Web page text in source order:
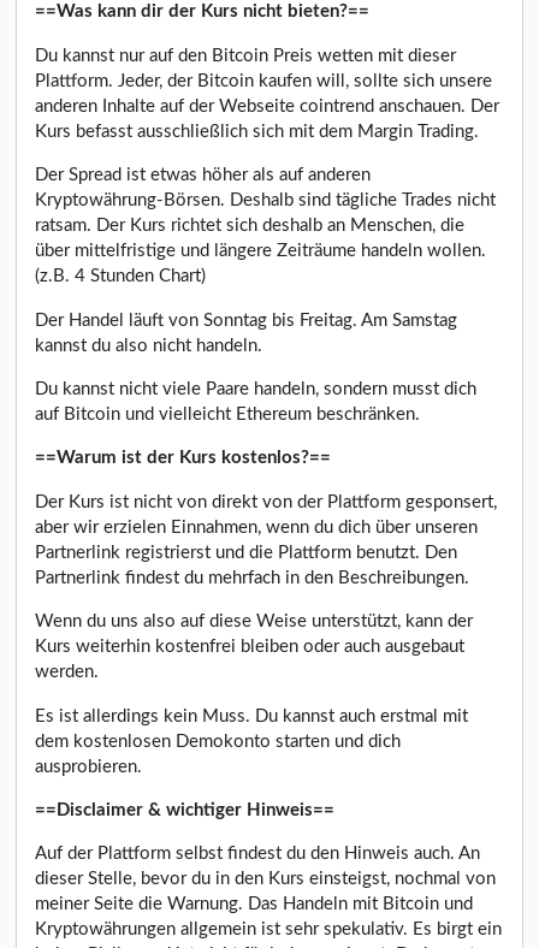
==Was kann dir der Kurs nicht bieten?==
Du kannst nur auf den Bitcoin Preis wetten mit dieser
Plattform. Jeder, der Bitcoin kaufen will, sollte sich unsere
anderen Inhalte auf der Webseite cointrend anschauen. Der
Kurs befasst ausschließlich sich mit dem Margin Trading.
Der Spread ist etwas höher als auf anderen
Kryptowährung-Börsen. Deshalb sind tägliche Trades nicht
ratsam. Der Kurs richtet sich deshalb an Menschen, die
über mittelfristige und längere Zeiträume handeln wollen.
(z.B. 4 Stunden Chart)
Der Handel läuft von Sonntag bis Freitag. Am Samstag
kannst du also nicht handeln.
Du kannst nicht viele Paare handeln, sondern musst dich
auf Bitcoin und vielleicht Ethereum beschränken.
==Warum ist der Kurs kostenlos?==
Der Kurs ist nicht von direkt von der Plattform gesponsert,
aber wir erzielen Einnahmen, wenn du dich über unseren
Partnerlink registrierst und die Plattform benutzt. Den
Partnerlink findest du mehrfach in den Beschreibungen.
Wenn du uns also auf diese Weise unterstützt, kann der
Kurs weiterhin kostenfrei bleiben oder auch ausgebaut
werden.
Es ist allerdings kein Muss. Du kannst auch erstmal mit
dem kostenlosen Demokonto starten und dich
ausprobieren.
==Disclaimer & wichtiger Hinweis==
Auf der Plattform selbst findest du den Hinweis auch. An
dieser Stelle, bevor du in den Kurs einsteigst, nochmal von
meiner Seite die Warnung. Das Handeln mit Bitcoin und
Kryptowährungen allgemein ist sehr spekulativ. Es birgt ein